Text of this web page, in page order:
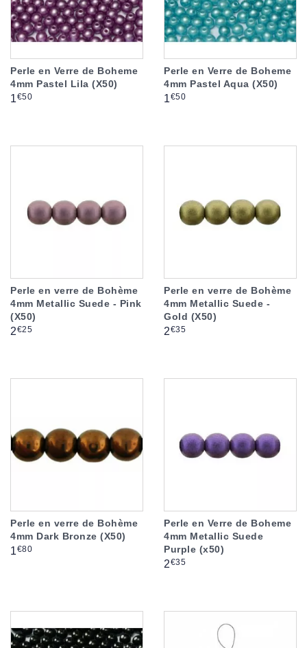
Perle en Verre de Boheme
4mm Pastel Lila (X50)
Prix
1€50
Perle en Verre de Boheme
4mm Pastel Aqua (X50)
Prix
1€50
Perle en verre de Bohème
4mm Metallic Suede - Pink
(X50)
Prix
2€25
Perle en verre de Bohème
4mm Metallic Suede -
Gold (X50)
Prix
2€35
Perle en verre de Bohème
4mm Dark Bronze (X50)
Prix
1€80
Perle en Verre de Boheme
4mm Metallic Suede
Purple (x50)
Prix
2€35